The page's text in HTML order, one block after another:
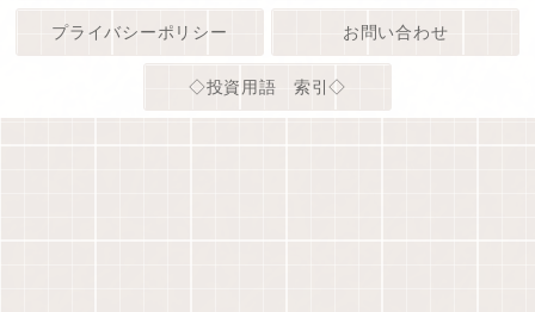
プライバシーポリシー お問い合わせ
◇投資用語 索引◇